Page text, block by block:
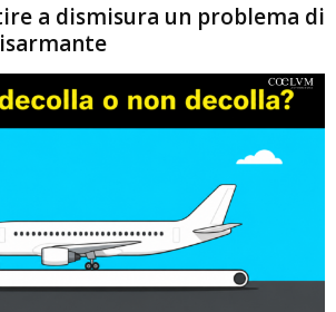
a dismisura un problema di